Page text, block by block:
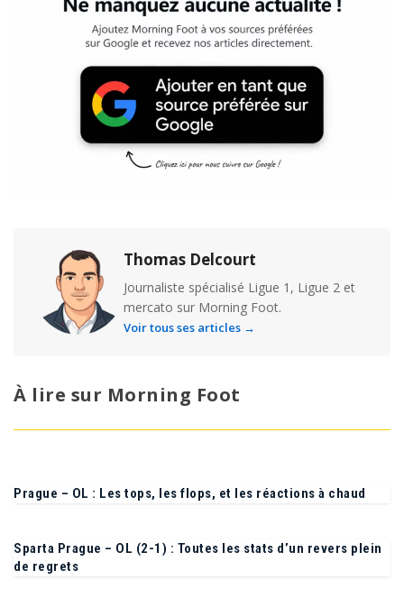
Thomas Delcourt
Journaliste spécialisé Ligue 1, Ligue 2 et
mercato sur Morning Foot.
À lire sur Morning Foot
Prague – OL : Les tops, les flops, et les réactions à chaud
Sparta Prague – OL (2-1) : Toutes les stats d’un revers plein
de regrets